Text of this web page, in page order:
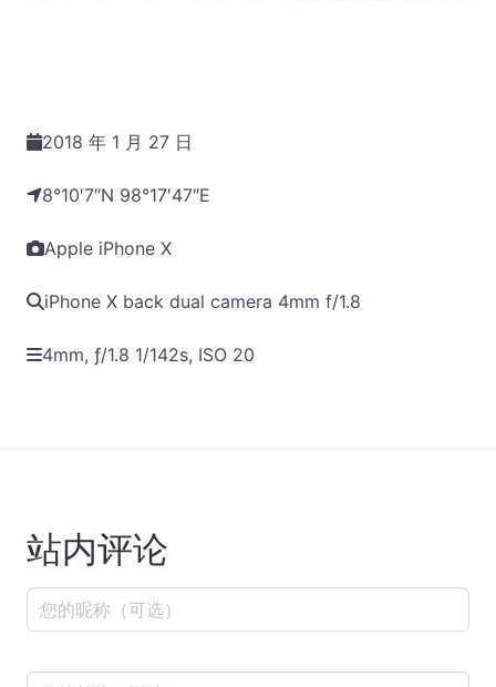
2018 年 1 月 27 日
8°10′7″N 98°17′47″E
Apple iPhone X
iPhone X back dual camera 4mm f/1.8
4mm, ƒ/1.8 1/142s, ISO 20
站内评论